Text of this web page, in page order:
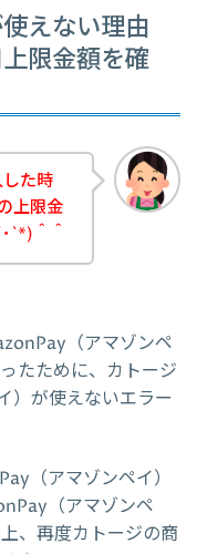
えない理由
限金額を確
た時
上限金
＾＾
（アマゾンペ
たために、カトージ
）が使えないエラー
（アマゾンペイ）
（アマゾンペ
、再度カトージの商